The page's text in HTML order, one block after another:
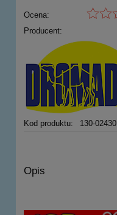
Ocena:
Producent:
Kod produktu: 130-02430
Opis